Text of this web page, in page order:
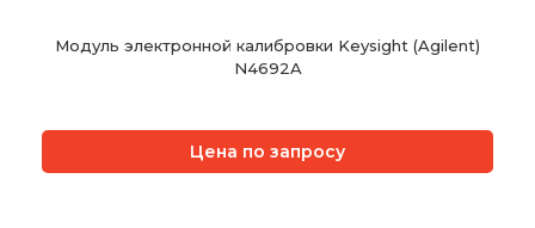
Модуль электронной калибровки Keysight (Agilent)
N4692A
Цена по запросу